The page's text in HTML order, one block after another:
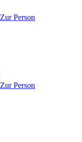
Zur Person
Zur Person